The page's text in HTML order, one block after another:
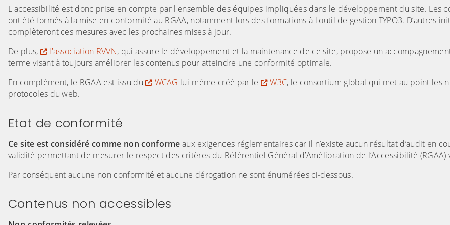
L'accessibilité est donc prise en compte par l'ensemble des équipes impliquées dans le développement du site. Les
ont été formés à la mise en conformité au RGAA, notamment lors des formations à l'outil de gestion TYPO3. D’autres
complèteront ces mesures avec les prochaines mises à jour.
De plus,
l'association RVVN, qui assure le développement et la maintenance de ce site, propose un
terme visant à toujours améliorer les contenus pour atteindre une conformité optimale.
En complément, le RGAA est issu du
WCAG lui-même créé par le W3C, le consortium global qui met au point les
protocoles du web.
Etat de conformité
Ce site est considéré comme non conforme aux exigences réglementaires car il n’existe aucun résultat d’audit en
validité permettant de mesurer le respect des critères du Référentiel Général d’Amélioration de l’Accessibilité
Par conséquent aucune non conformité et aucune dérogation ne sont énumérées ci-dessous.
Contenus non accessibles